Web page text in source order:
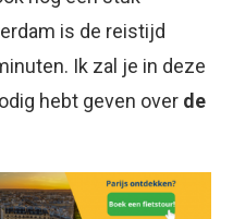
is de reistijd
Ik zal je in deze
hebt geven over de